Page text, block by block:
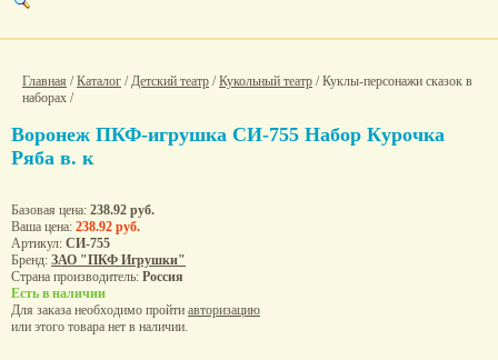
Главная /Каталог /Детский театр /Кукольный театр / Куклы-персонажи сказок в
наборах /
Воронеж ПКФ-игрушка СИ-755 Набор Курочка
Ряба в. к
Базовая цена: 238.92 руб.
Ваша цена: 238.92 руб.
Артикул: СИ-755
Бренд: ЗАО "ПКФ Игрушки"
Страна производитель: Россия
Есть в наличии
Для заказа необходимо пройти авторизацию
или этого товара нет в наличии.